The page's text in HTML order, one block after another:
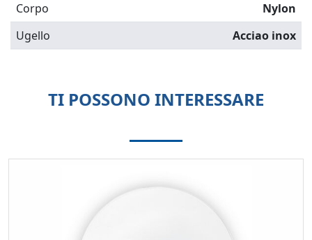
Corpo
Nylon
Ugello
Acciao inox
TI POSSONO INTERESSARE